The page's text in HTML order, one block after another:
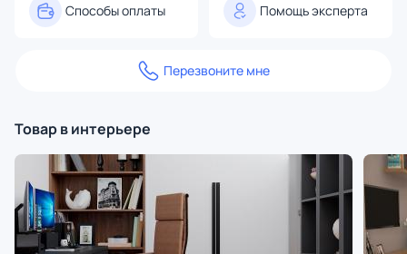
Способы оплаты Помощь эксперта
Перезвоните мне
Товар в интерьере